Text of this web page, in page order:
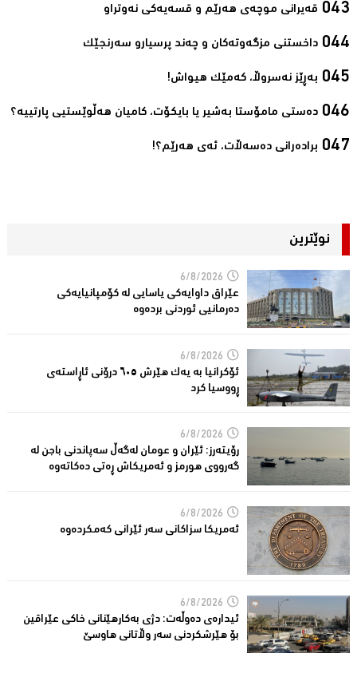
قەیرانی موچەی ھەرێم و قسەیەکی نەوتراو‌
داخستنی مزگەوتەکان و چەند پرسیارو سەرنجێک‌
بەڕێز نەسروڵا، کەمێك ھیواش!‌
ده‌ستی مامۆستا به‌شیر یا بایكۆت، كامیان هه‌ڵوێستیی پارتییه‌؟‌
برادەرانی دەسەڵات، ئەی ھەرێم؟!‌
نوێترین
6/8/2026
عێراق داوایەکی یاسایی لە کۆمپانیایه‌كی
دەرمانیى ئوردنی بردەوە
6/8/2026
ئۆکرانیا بە یەک هێرش ٦٠٥ درۆنی ئاڕاستەى
ڕووسیا کرد
6/8/2026
رۆیتەرز: ئێران و عومان لەگەڵ سەپاندنی باجن لە
گەرووی هورمز و ئەمریکاش ڕەتی دەکاتەوە
6/8/2026
ئه‌مریكا سزاكانی سه‌ر ئێرانی كه‌مكرده‌وه‌
6/8/2026
ئیدارەى دەوڵەت: دژى بەکارهێنانى خاکی عێراقین
بۆ هێرشکردنى سەر وڵاتانی هاوسێ